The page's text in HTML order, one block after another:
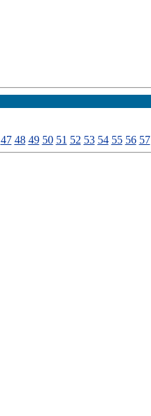
47 48 49 50 51 52 53 54 55 56 57